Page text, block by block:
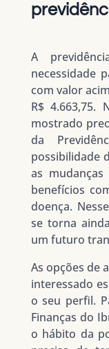
A
necessidade
com valor
R$
mostrado
da
possibilidade
as
benefícios
doença.
se torna
um futuro
As opções de
interessado
o seu perfil.
Finanças do
o hábito da